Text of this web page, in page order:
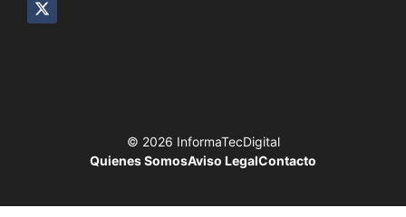
© 2026 InformaTecDigital
Quienes SomosAviso LegalContacto